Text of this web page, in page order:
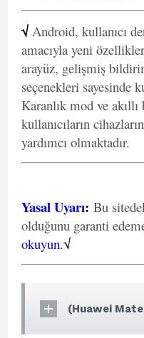
√ Android, kullanıcı
amacıyla yeni
arayüz, gelişmiş
seçenekleri sayesinde
Karanlık mod ve
kullanıcıların
yardımcı olmaktadır.
Yasal Uyarı: Bu
olduğunu garanti
okuyun.√
(Huawei